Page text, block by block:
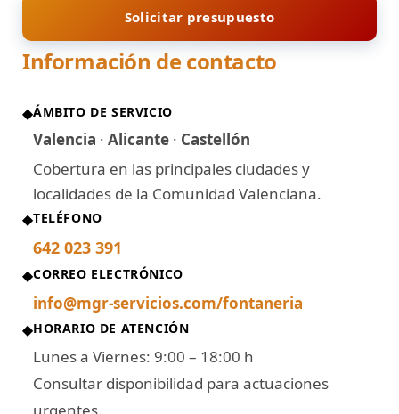
Solicitar presupuesto
Información de contacto
◆ÁMBITO DE SERVICIO
Valencia · Alicante · Castellón
Cobertura en las principales ciudades y
localidades de la Comunidad Valenciana.
◆TELÉFONO
642 023 391
◆CORREO ELECTRÓNICO
info@mgr-servicios.com/fontaneria
◆HORARIO DE ATENCIÓN
Lunes a Viernes: 9:00 – 18:00 h
Consultar disponibilidad para actuaciones